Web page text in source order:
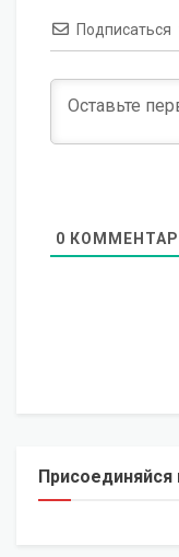
Подписаться
0
Присоединяйся